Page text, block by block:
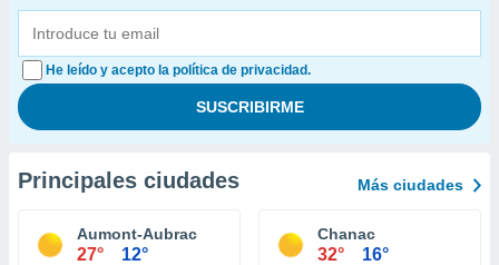
He leído y acepto la política de privacidad.
Principales ciudades Más ciudades
Aumont-Aubrac
27° 12°
Chanac
32° 16°